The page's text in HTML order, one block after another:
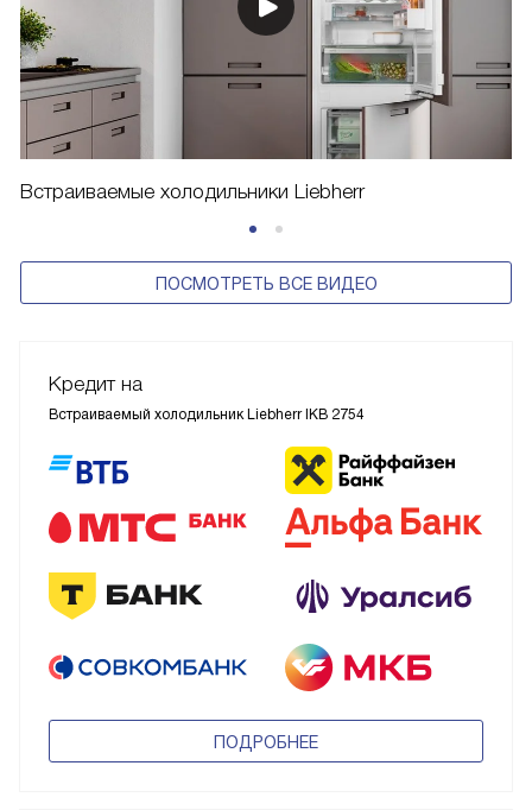
Встраиваемые холодильники Liebherr
ПОСМОТРЕТЬ ВСЕ ВИДЕО
Кредит на
Встраиваемый холодильник Liebherr IKB 2754
ПОДРОБНЕЕ